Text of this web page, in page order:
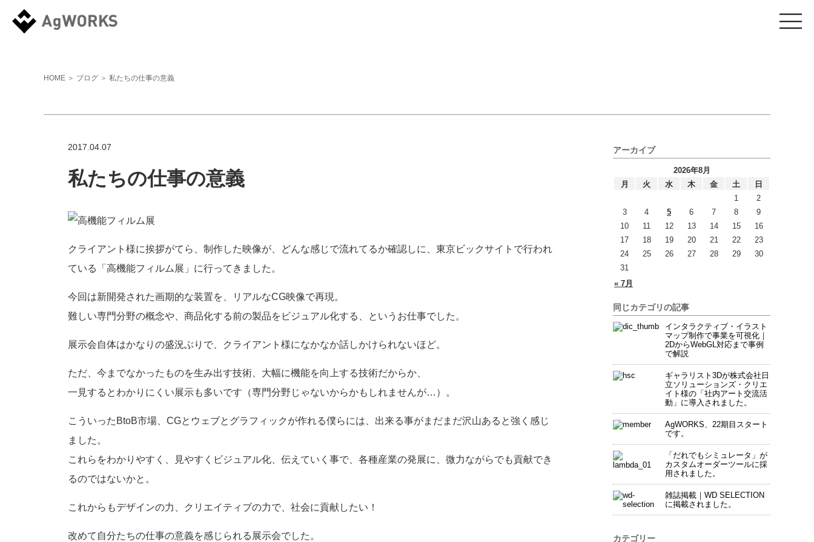
HOME ＞ ブログ ＞ 私たちの仕事の意義
2017.04.07
私たちの仕事の意義
クライアント様に挨拶がてら、制作した映像が、どんな感じで流れてるか確認しに、東京ビックサイトで行われ
ている「高機能フィルム展」に行ってきました。
今回は新開発された画期的な装置を、リアルなCG映像で再現。
難しい専門分野の概念や、商品化する前の製品をビジュアル化する、というお仕事でした。
展示会自体はかなりの盛況ぶりで、クライアント様になかなか話しかけられないほど。
ただ、今までなかったものを生み出す技術、大幅に機能を向上する技術だからか、
一見するとわかりにくい展示も多いです（専門分野じゃないからかもしれませんが…）。
こういったBtoB市場、CGとウェブとグラフィックが作れる僕らには、出来る事がまだまだ沢山あると強く感じ
ました。
これらをわかりやすく、見やすくビジュアル化、伝えていく事で、各種産業の発展に、微力ながらでも貢献でき
るのではないかと。
これからもデザインの力、クリエイティブの力で、社会に貢献したい！
改めて自分たちの仕事の意義を感じられる展示会でした。
アーカイブ
2026年8月
月
火 水 木 金 土 日
« 7月
1
2
3
4 5 6 7 8
9
10
11 12 13 14 15
16
17
18 19 20 21 22
23
24
25 26 27 28 29
30
31
同じカテゴリの記事
インタラクティブ・イラスト
マップ制作で事業を可視化｜
2DからWebGL対応まで事例
で解説
ギャラリスト3Dが株式会社日
立ソリューションズ・クリエ
イト様の「社内アート交流活
動」に導入されました。
AgWORKS、22期目スタート
です。
「だれでもシミュレータ」が
カスタムオーダーツールに採
用されました。
雑誌掲載｜WD SELECTION
に掲載されました。
カテゴリー